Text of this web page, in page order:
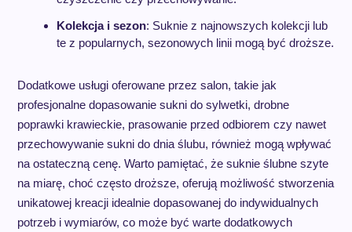
Kolekcja i sezon: Suknie z najnowszych kolekcji lub
te z popularnych, sezonowych linii mogą być droższe.
Dodatkowe usługi oferowane przez salon, takie jak
profesjonalne dopasowanie sukni do sylwetki, drobne
poprawki krawieckie, prasowanie przed odbiorem czy nawet
przechowywanie sukni do dnia ślubu, również mogą wpływać
na ostateczną cenę. Warto pamiętać, że suknie ślubne szyte
na miarę, choć często droższe, oferują możliwość stworzenia
unikatowej kreacji idealnie dopasowanej do indywidualnych
potrzeb i wymiarów, co może być warte dodatkowych